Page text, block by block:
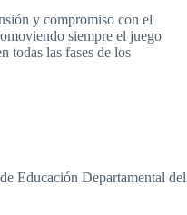
y compromiso con el
siempre el juego
todas las fases de los
Educación Departamental del